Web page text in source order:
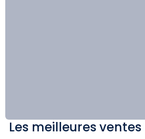
Les meilleures ventes